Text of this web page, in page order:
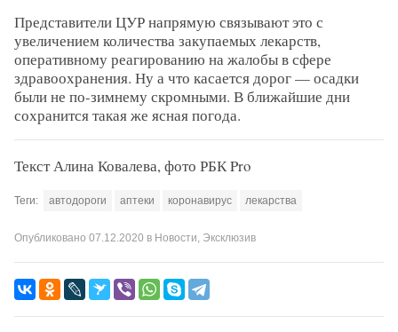
Представители ЦУР напрямую связывают это с
увеличением количества закупаемых лекарств,
оперативному реагированию на жалобы в сфере
здравоохранения. Ну а что касается дорог — осадки
были не по-зимнему скромными. В ближайшие дни
сохранится такая же ясная погода.
Текст Алина Ковалева, фото РБК Pro
Теги: автодороги аптеки коронавирус лекарства
Опубликовано 07.12.2020 в Новости, Эксклюзив